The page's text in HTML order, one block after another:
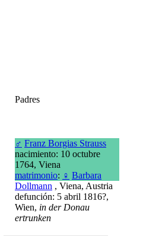
Padres
♂ Franz Borgias Strauss
nacimiento: 10 octubre
1764, Viena
matrimonio: ♀ Barbara
Dollmann , Viena, Austria
defunción: 5 abril 1816?,
Wien, in der Donau
ertrunken